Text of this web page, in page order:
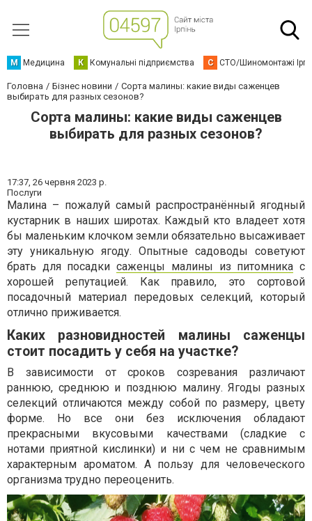
М Медицина К Комунальні підприємства С СТО/Шиномонтажі
Головна Бізнес новини
Сорта малины: какие виды саженцев
выбирать для разных сезонов?
Сорта малины: какие виды саженцев
выбирать для разных сезонов?
17:37, 26 червня 2023 р.
Послуги
Малина – пожалуй самый распространённый ягодный
кустарник в наших широтах. Каждый кто владеет хотя
бы маленьким клочком земли обязательно высаживает
эту уникальную ягоду. Опытные садоводы советуют
брать для посадкисаженцы малины из питомника с
хорошей репутацией. Как правило, это сортовой
посадочный материал передовых селекций, который
отлично приживается.
Каких разновидностей малины саженцы
стоит посадить у себя на участке?
В зависимости от сроков созревания различают
раннюю, среднюю и позднюю малину. Ягоды разных
селекций отличаются между собой по размеру, цвету
форме. Но все они без исключения обладают
прекрасными вкусовыми качествами (сладкие с
нотами приятной кислинки) и ни с чем не сравнимым
характерным ароматом. А пользу для человеческого
организма трудно переоценить.